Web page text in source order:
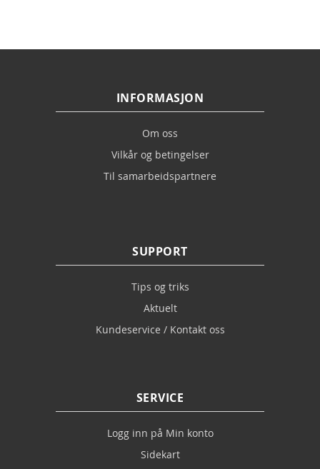
INFORMASJON
Om oss
Vilkår og betingelser
Til samarbeidspartnere
SUPPORT
Tips og triks
Aktuelt
Kundeservice / Kontakt oss
SERVICE
Logg inn på Min konto
Sidekart